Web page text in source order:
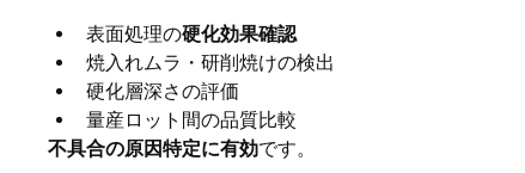
表面処理の硬化効果確認
焼入れムラ・研削焼けの検出
硬化層深さの評価
量産ロット間の品質比較
不具合の原因特定に有効です。